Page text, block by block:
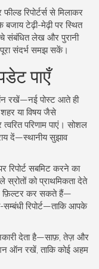
रिपोर्टर्स से मिलाकर
टेढ़ी-मेढ़ी पर स्थित
संबंधित लेख और पुरानी
पूरा संदर्भ समझ सकें।
पाएँ
रखें—नई पोस्ट आते ही
या विषय जैसे
परिणाम पाएं। सोशल
दें—स्थानीय सुझाव
सबमिट करने का
को प्राथमिकता देते
फ़िल्टर कर सकते हैं—
रिपोर्ट—ताकि आपके
देता है—साफ़, तेज़ और
ऑन रखें, ताकि कोई अहम